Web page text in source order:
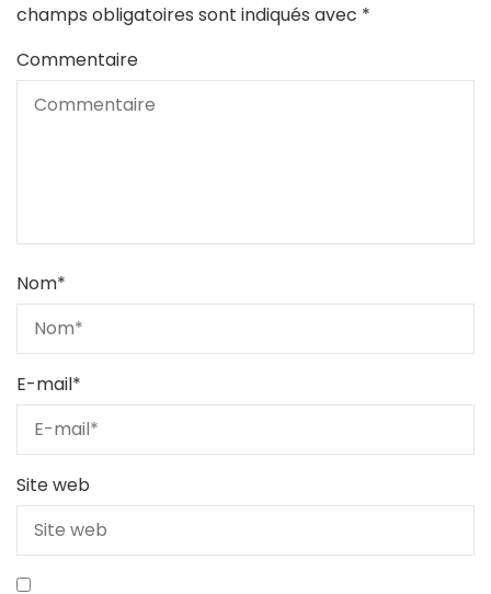
champs obligatoires sont indiqués avec *
Commentaire
Nom*
E-mail*
Site web